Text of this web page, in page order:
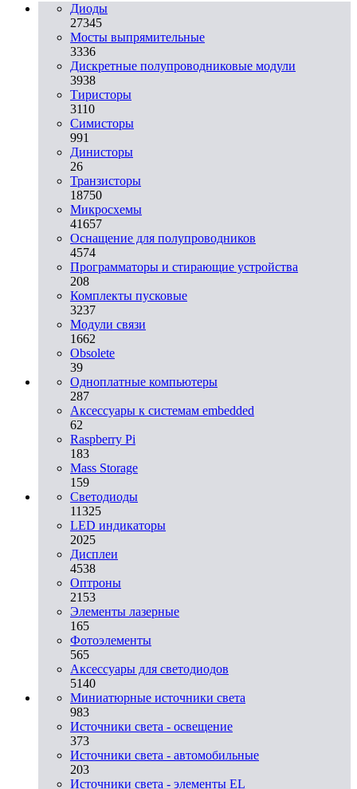
Диоды
27345
Мосты выпрямительные
3336
Дискретные полупроводниковые модули
3938
Тиристоры
3110
Симисторы
991
Динисторы
26
Транзисторы
18750
Микросхемы
41657
Оснащение для полупроводников
4574
Программаторы и стирающие устройства
208
Комплекты пусковые
3237
Модули связи
1662
Obsolete
39
Одноплатные компьютеры
287
Аксессуары к системам embedded
62
Raspberry Pi
183
Mass Storage
159
Светодиоды
11325
LED индикаторы
2025
Дисплеи
4538
Оптроны
2153
Элементы лазерные
165
Фотоэлементы
565
Аксессуары для светодиодов
5140
Миниатюрные источники света
983
Источники света - освещение
373
Источники света - автомобильные
203
Источники света - элементы EL